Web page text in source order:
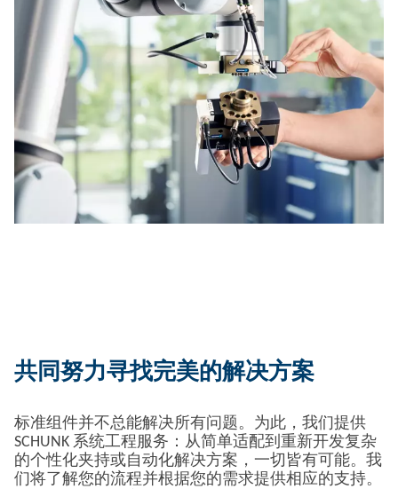
共同努力寻找完美的解决方案
标准组件并不总能解决所有问题。为此，我们提供
SCHUNK 系统工程服务：从简单适配到重新开发复杂
的个性化夹持或自动化解决方案，一切皆有可能。我
们将了解您的流程并根据您的需求提供相应的支持。